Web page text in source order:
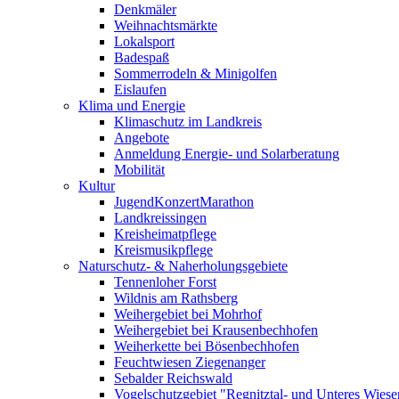
Denkmäler
Weihnachtsmärkte
Lokalsport
Badespaß
Sommerrodeln & Minigolfen
Eislaufen
Klima und Energie
Klimaschutz im Landkreis
Angebote
Anmeldung Energie- und Solarberatung
Mobilität
Kultur
JugendKonzertMarathon
Landkreissingen
Kreisheimatpflege
Kreismusikpflege
Naturschutz- & Naherholungsgebiete
Tennenloher Forst
Wildnis am Rathsberg
Weihergebiet bei Mohrhof
Weihergebiet bei Krausenbechhofen
Weiherkette bei Bösenbechhofen
Feuchtwiesen Ziegenanger
Sebalder Reichswald
Vogelschutzgebiet "Regnitztal- und Unteres